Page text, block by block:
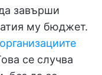
завърши
му бюджет.
се случва